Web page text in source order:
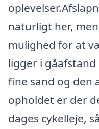
naturligt her,
mulighed for at
ligger i
fine sand og den
opholdet er der
dages cykelleje,